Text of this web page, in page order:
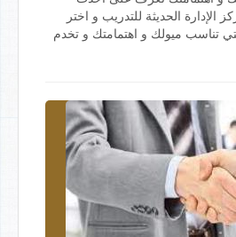
الإدارة الحديثة للتدريب و اختر
تناسب ميولك و اهتمامتك و تخدم